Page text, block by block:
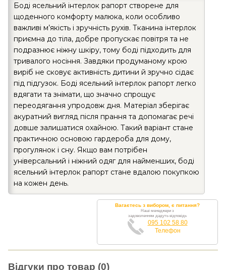
Боді ясельний інтерлок рапорт створене для
щоденного комфорту малюка, коли особливо
важливі м’якість і зручність рухів. Тканина інтерлок
приємна до тіла, добре пропускає повітря та не
подразнює ніжну шкіру, тому боді підходить для
тривалого носіння. Завдяки продуманому крою
виріб не сковує активність дитини й зручно сідає
під підгузок. Боді ясельний інтерлок рапорт легко
вдягати та знімати, що значно спрощує
переодягання упродовж дня. Матеріал зберігає
акуратний вигляд після прання та допомагає речі
довше залишатися охайною. Такий варіант стане
практичною основою гардероба для дому,
прогулянок і сну. Якщо вам потрібен
універсальний і ніжний одяг для найменших, боді
ясельний інтерлок рапорт стане вдалою покупкою
на кожен день.
Вагаєтесь з вибором, є питання?
Наші менеджери з
задоволенням дадуть відповідь
095 102 58 80
Телефон
Відгуки про товар (0)